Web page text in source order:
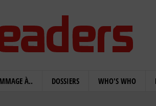
À.. DOSSIERS WHO'S WHO